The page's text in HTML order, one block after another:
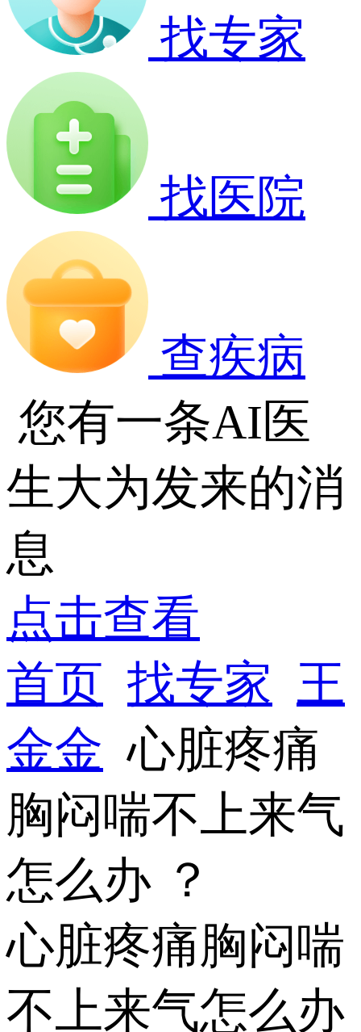
找专家
找医院
查疾病
您有一条AI医
生大为发来的消
息
点击查看
首页 找专家 王
金金 心脏疼痛
胸闷喘不上来气
怎么办 ？
心脏疼痛胸闷喘
不上来气怎么办